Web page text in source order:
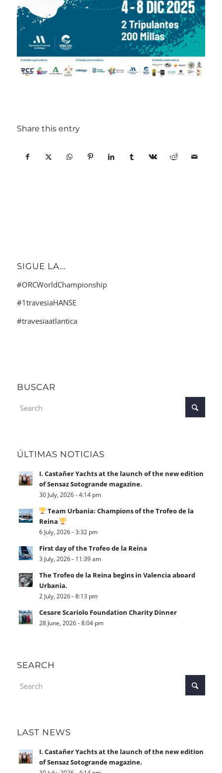
Share this entry
SIGUE LA…
#ORCWorldChampionship
#1travesiaHANSE
#travesiaatlantica
BUSCAR
ÚLTIMAS NOTICIAS
I. Castañer Yachts at the launch of the new edition
of Sensaz Sotogrande magazine.
30 July, 2026 - 4:14 pm
Team Urbania: Champions of the Trofeo de la
Reina
6 July, 2026 - 3:32 pm
First day of the Trofeo de la Reina
3 July, 2026 - 11:39 am
The Trofeo de la Reina begins in Valencia aboard
Urbania.
2 July, 2026 - 8:13 pm
Cesare Scariolo Foundation Charity Dinner
28 June, 2026 - 8:04 pm
SEARCH
LAST NEWS
I. Castañer Yachts at the launch of the new edition
of Sensaz Sotogrande magazine.